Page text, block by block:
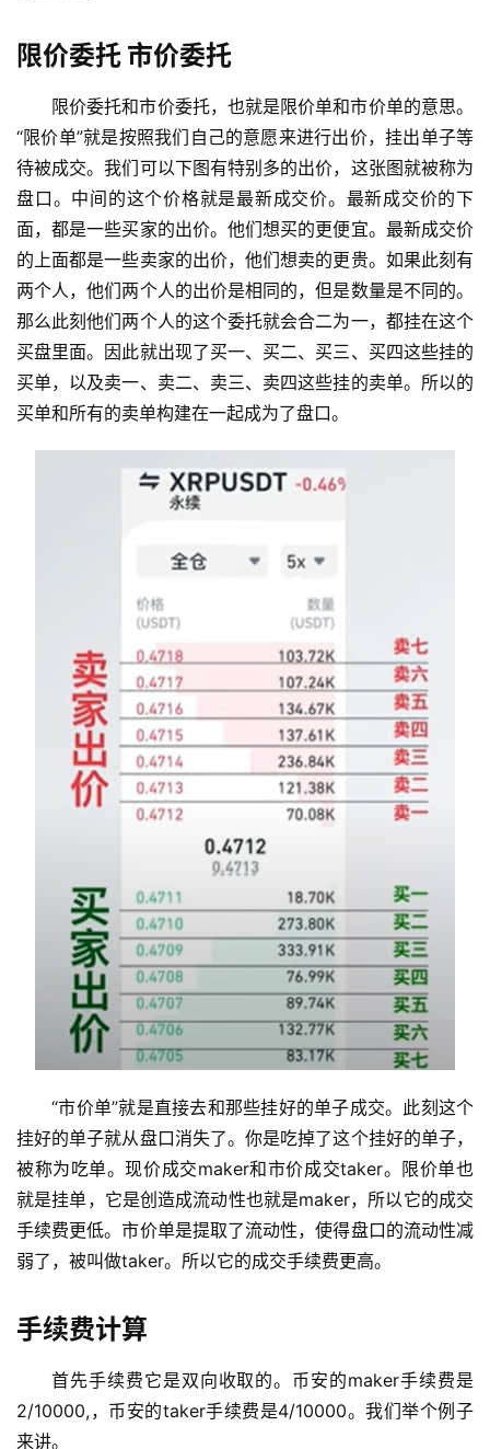
限价委托 市价委托
限价委托和市价委托，也就是限价单和市价单的意思。
“限价单”就是按照我们自己的意愿来进行出价，挂出单子等
待被成交。我们可以下图有特别多的出价，这张图就被称为
盘口。中间的这个价格就是最新成交价。最新成交价的下
面，都是一些买家的出价。他们想买的更便宜。最新成交价
的上面都是一些卖家的出价，他们想卖的更贵。如果此刻有
两个人，他们两个人的出价是相同的，但是数量是不同的。
那么此刻他们两个人的这个委托就会合二为一，都挂在这个
买盘里面。因此就出现了买一、买二、买三、买四这些挂的
买单，以及卖一、卖二、卖三、卖四这些挂的卖单。所以的
买单和所有的卖单构建在一起成为了盘口。
“市价单”就是直接去和那些挂好的单子成交。此刻这个
挂好的单子就从盘口消失了。你是吃掉了这个挂好的单子，
被称为吃单。现价成交maker和市价成交taker。限价单也
就是挂单，它是创造成流动性也就是maker，所以它的成交
手续费更低。市价单是提取了流动性，使得盘口的流动性减
弱了，被叫做taker。所以它的成交手续费更高。
手续费计算
首先手续费它是双向收取的。币安的maker手续费是
2/10000,，币安的taker手续费是4/10000。我们举个例子
来讲。